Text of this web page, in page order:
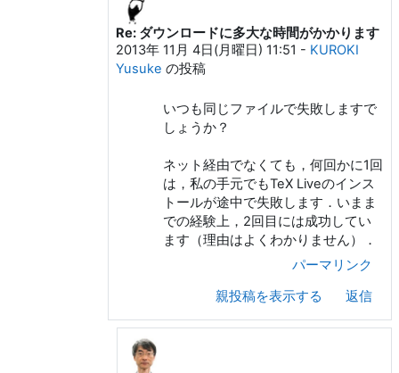
島 智彦 への返信
Re: ダウンロードに多大な時間がかかります
2013年 11月 4日(月曜日) 11:51 - KUROKI
Yusuke の投稿
いつも同じファイルで失敗しますで
しょうか？
ネット経由でなくても，何回かに1回
は，私の手元でもTeX Liveのインス
トールが途中で失敗します．いまま
での経験上，2回目には成功してい
ます（理由はよくわかりません）．
パーマリンク
親投稿を表示する
返信